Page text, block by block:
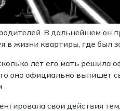
В дальнейшем он
в жизни квартиры, где был
лет его мать решила
она официально выпишет
свои действия